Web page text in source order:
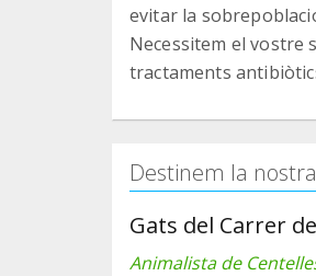
evitar la
Necessitem el vostre
tractaments
Destinem la
Gats del Carrer
Animalista de